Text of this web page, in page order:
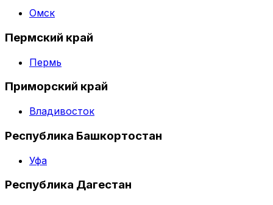
Омск
Пермский край
Пермь
Приморский край
Владивосток
Республика Башкортостан
Уфа
Республика Дагестан